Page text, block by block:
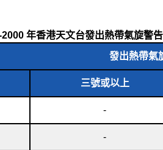
2000 年香港天文台發出熱帶氣旋警
發出熱帶氣
三號或以上
-
-